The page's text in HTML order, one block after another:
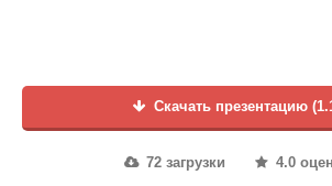
Скачать презентацию
72 загрузки 4.0